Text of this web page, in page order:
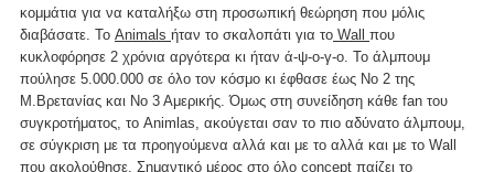
κομμάτια για να καταλήξω στη προσωπική θεώρηση που μόλις
διαβάσατε. Το Animals ήταν το σκαλοπάτι για το Wall που
κυκλοφόρησε 2 χρόνια αργότερα κι ήταν ά-ψ-ο-γ-ο. Το άλμπουμ
πούλησε 5.000.000 σε όλο τον κόσμο κι έφθασε έως Νο 2 της
Μ.Βρετανίας και Νο 3 Αμερικής. Όμως στη συνείδηση κάθε fan του
συγκροτήματος, το Animlas, ακούγεται σαν το πιο αδύνατο άλμπουμ,
σε σύγκριση με τα προηγούμενα αλλά και με το αλλά και με το Wall
που ακολούθησε. Σημαντικό μέρος στο όλο concept παίζει το